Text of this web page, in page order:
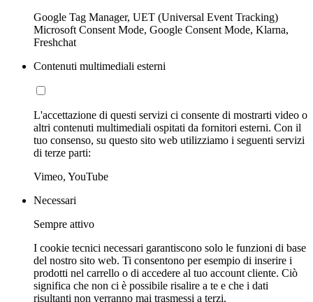
Google Tag Manager, UET (Universal Event Tracking)
Microsoft Consent Mode, Google Consent Mode, Klarna,
Freshchat
Contenuti multimediali esterni
L'accettazione di questi servizi ci consente di mostrarti video o
altri contenuti multimediali ospitati da fornitori esterni. Con il
tuo consenso, su questo sito web utilizziamo i seguenti servizi
di terze parti:
Vimeo, YouTube
Necessari
Sempre attivo
I cookie tecnici necessari garantiscono solo le funzioni di base
del nostro sito web. Ti consentono per esempio di inserire i
prodotti nel carrello o di accedere al tuo account cliente. Ciò
significa che non ci è possibile risalire a te e che i dati
risultanti non verranno mai trasmessi a terzi.